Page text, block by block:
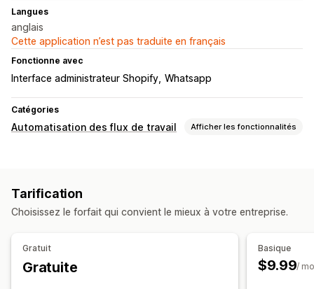
Langues
anglais
Cette application n’est pas traduite en français
Fonctionne avec
Interface administrateur Shopify Whatsapp
Catégories
Automatisation des flux de travail Afficher les fonctionnalités
Préparation des commandes
Tarification
Choisissez le forfait qui convient le mieux à votre entreprise.
Gratuit
Gratuite
Basique
$9.99/